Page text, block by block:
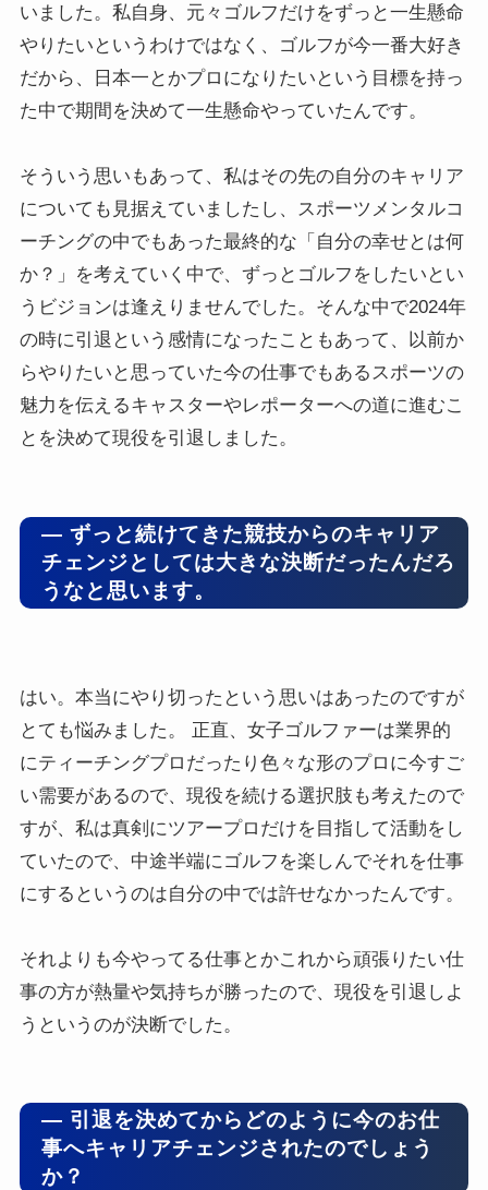
いました。私自身、元々ゴルフだけをずっと一生懸命
やりたいというわけではなく、ゴルフが今一番大好き
だから、日本一とかプロになりたいという目標を持っ
た中で期間を決めて一生懸命やっていたんです。
そういう思いもあって、私はその先の自分のキャリア
についても見据えていましたし、スポーツメンタルコ
ーチングの中でもあった最終的な「自分の幸せとは何
か？」を考えていく中で、ずっとゴルフをしたいとい
うビジョンは逢えりませんでした。そんな中で2024年
の時に引退という感情になったこともあって、以前か
らやりたいと思っていた今の仕事でもあるスポーツの
魅力を伝えるキャスターやレポーターへの道に進むこ
とを決めて現役を引退しました。
― ずっと続けてきた競技からのキャリア
チェンジとしては大きな決断だったんだろ
うなと思います。
はい。本当にやり切ったという思いはあったのですが
とても悩みました。 正直、女子ゴルファーは業界的
にティーチングプロだったり色々な形のプロに今すご
い需要があるので、現役を続ける選択肢も考えたので
すが、私は真剣にツアープロだけを目指して活動をし
ていたので、中途半端にゴルフを楽しんでそれを仕事
にするというのは自分の中では許せなかったんです。
それよりも今やってる仕事とかこれから頑張りたい仕
事の方が熱量や気持ちが勝ったので、現役を引退しよ
うというのが決断でした。
― 引退を決めてからどのように今のお仕
事へキャリアチェンジされたのでしょう
か？